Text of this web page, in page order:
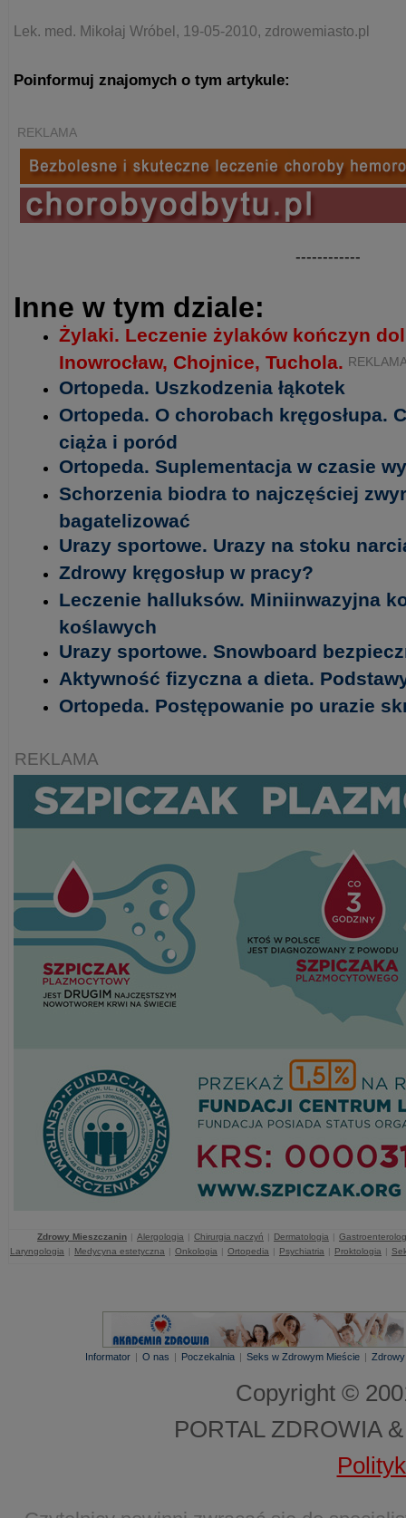
Lek. med. Mikołaj Wróbel, 19-05-2010, zdrowemiasto.pl
Poinformuj znajomych o tym artykule:
REKLAMA
------------
Inne w tym dziale:
Żylaki. Leczenie żylaków kończyn
Inowrocław, Chojnice, Tuchola.
Ortopeda. Uszkodzenia łąkotek
Ortopeda. O chorobach kręgosłupa.
ciąża i poród
Ortopeda. Suplementacja w czasie
Schorzenia biodra to najczęściej
bagatelizować
Urazy sportowe. Urazy na stoku
Zdrowy kręgosłup w pracy?
Leczenie halluksów. Miniinwazyjna
koślawych
Urazy sportowe. Snowboard
Aktywność fizyczna a dieta.
Ortopeda. Postępowanie po urazie
REKLAMA
Zdrowy Mieszczanin | Alergologia | Chirurgia naczyń | Dermatologia |
Laryngologia | Medycyna estetyczna | Onkologia | Ortopedia | Psychiatria | Proktologia |
Informator | O nas | Poczekalnia | Seks w Zdrowym Mieście |
Copyright ©
PORTAL ZDROWIA